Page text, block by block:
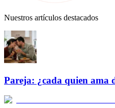
Nuestros artículos destacados
Pareja: ¿cada quien ama